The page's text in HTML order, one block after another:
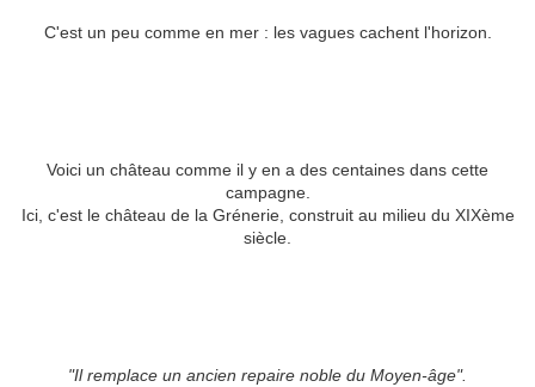
C'est un peu comme en mer : les vagues cachent l'horizon.
Voici un château comme il y en a des centaines dans cette
campagne.
Ici, c'est le château de la Grénerie, construit au milieu du XIXème
siècle.
"Il remplace un ancien repaire noble du Moyen-âge".